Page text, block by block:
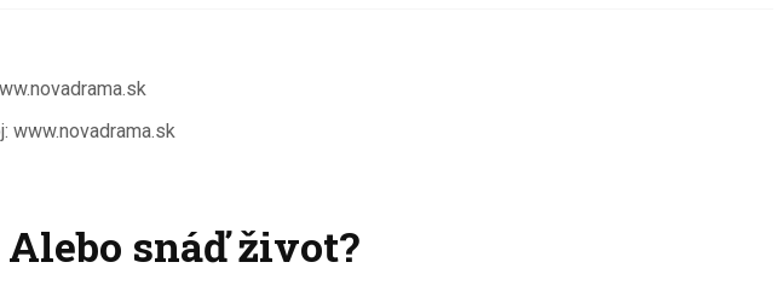
www.novadrama.sk
snáď život?